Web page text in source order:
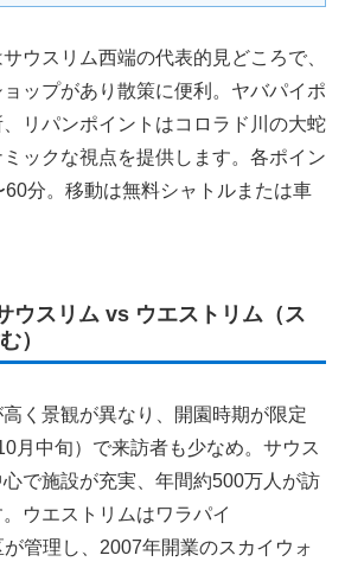
ウスリム西端の代表的見どころで、
ップがあり散策に便利。ヤバパイポ
リパンポイントはコロラド川の大蛇
ックな視点を提供します。各ポイン
60分。移動は無料シャトルまたは車
ウスリム vs ウエストリム（ス
）
く景観が異なり、開園時期が限定
月中旬）で来訪者も少なめ。サウス
で施設が充実、年間約500万人が訪
ウエストリムはワラパイ
が管理し、2007年開業のスカイウォ